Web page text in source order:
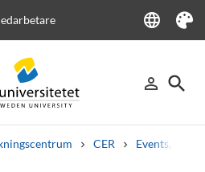
language
Language
Tema
person_outline
Logga in
search
Sök
CER Events,